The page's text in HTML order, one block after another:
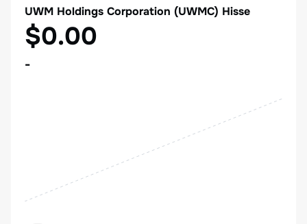
UWM Holdings Corporation (UWMC) Hisse
$0.00
-